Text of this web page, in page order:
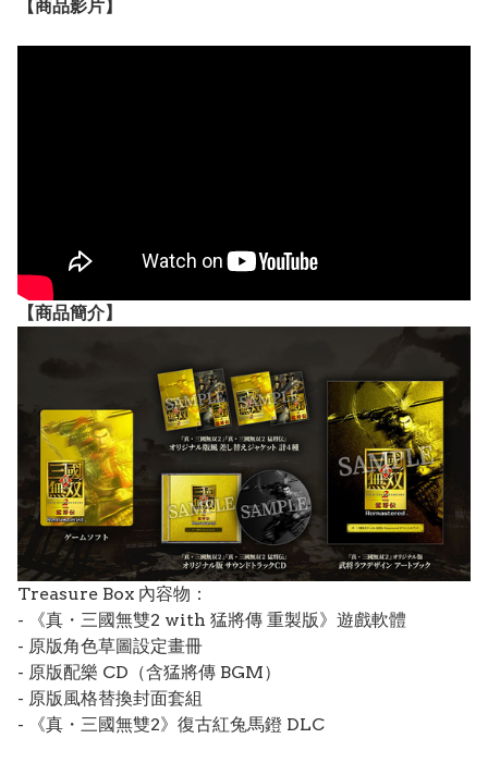
【商品影片】
【商品簡介】
Treasure Box 內容物：
- 《真・三國無雙2 with 猛將傳 重製版》遊戲軟體
- 原版角色草圖設定畫冊
- 原版配樂 CD（含猛將傳 BGM）
- 原版風格替換封面套組
- 《真・三國無雙2》復古紅兔馬鐙 DLC